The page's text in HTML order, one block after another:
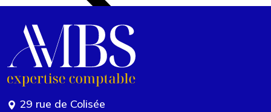
29 rue de Colisée